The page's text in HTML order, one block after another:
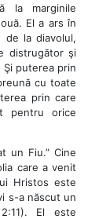
la marginile
El a ars în
de la diavolul,
distrugător şi
puterea prin
cu toate
prin care
pentru orice
un Fiu.” Cine
care a venit
Hristos este
s-a născut un
El este